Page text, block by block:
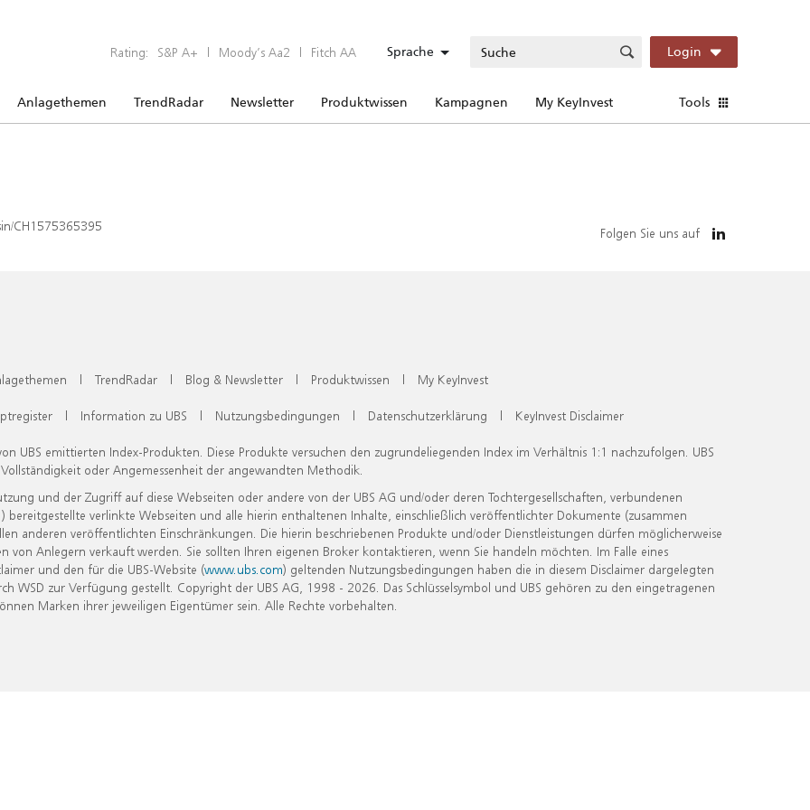
Rating: S&P A+ | Moody’s Aa2 | Fitch AA Sprache Login
Anlagethemen TrendRadar Newsletter Produktwissen Kampagnen My KeyInvest Tools
CH1575365395 Folgen Sie uns auf
| TrendRadar | Blog & Newsletter | Produktwissen | My KeyInvest
| Information zu UBS | Nutzungsbedingungen | Datenschutzerklärung | KeyInvest Disclaimer
UBS emittierten Index-Produkten. Diese Produkte versuchen den zugrundeliegenden Index im Verhältnis 1:1 nachzufolgen. UBS
oder Angemessenheit der angewandten Methodik.
und der Zugriff auf diese Webseiten oder andere von der UBS AG und/oder deren Tochtergesellschaften, verbundenen
verlinkte Webseiten und alle hierin enthaltenen Inhalte, einschließlich veröffentlichter Dokumente (zusammen
anderen veröffentlichten Einschränkungen. Die hierin beschriebenen Produkte und/oder Dienstleistungen dürfen möglicherweise
Anlegern verkauft werden. Sie sollten Ihren eigenen Broker kontaktieren, wenn Sie handeln möchten. Im Falle eines
und den für die UBS-Website (www.ubs.com) geltenden Nutzungsbedingungen haben die in diesem Disclaimer dargelegten
zur Verfügung gestellt. Copyright der UBS AG, 1998 - 2026. Das Schlüsselsymbol und UBS gehören zu den eingetragenen
Marken ihrer jeweiligen Eigentümer sein. Alle Rechte vorbehalten.